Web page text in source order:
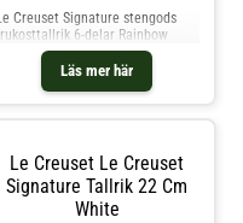
Läs mer här
Creuset Signature stengods
6-delar Rainbow
Le Creuset Le Creuset
Signature Tallrik 22 Cm
White